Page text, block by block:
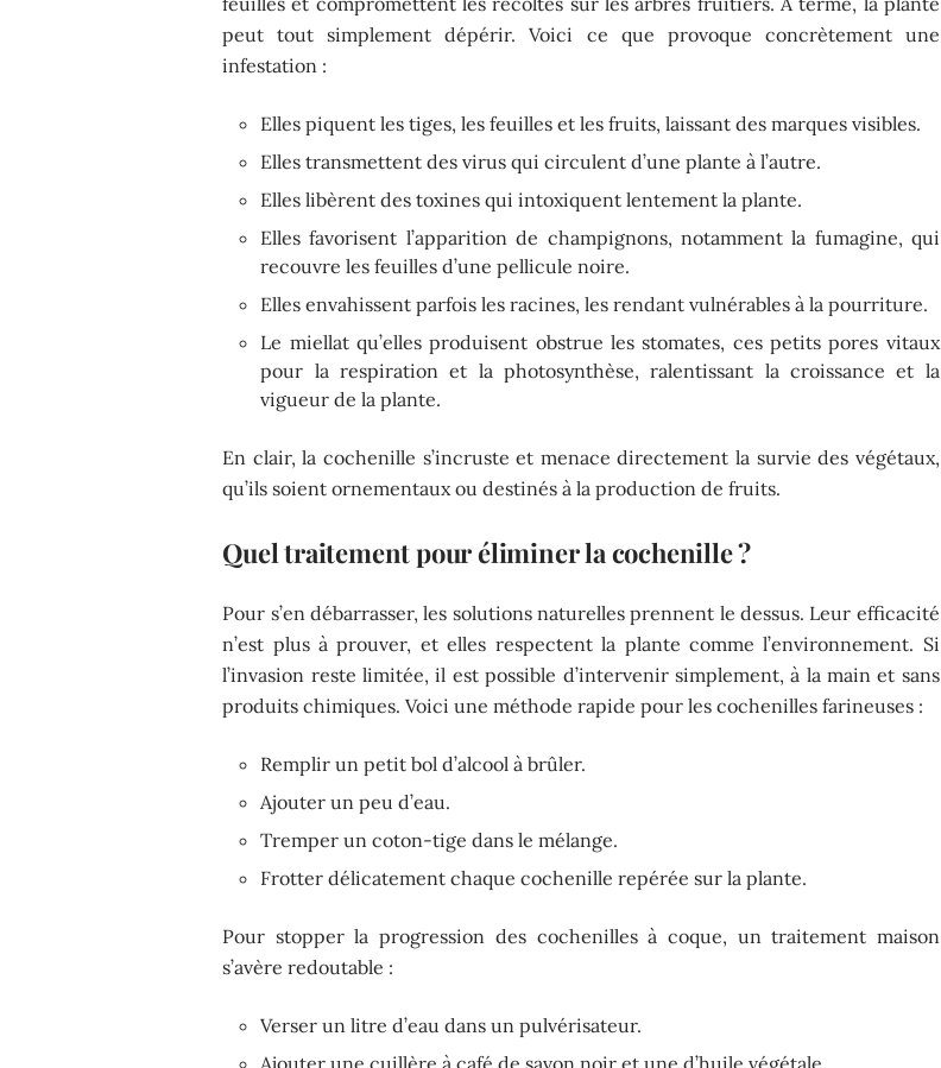
peut tout simplement dépérir. Voici ce que provoque concrètement une
infestation :
Elles piquent les tiges, les feuilles et les fruits, laissant des marques visibles.
Elles transmettent des virus qui circulent d’une plante à l’autre.
Elles libèrent des toxines qui intoxiquent lentement la plante.
Elles favorisent l’apparition de champignons, notamment la fumagine, qui
recouvre les feuilles d’une pellicule noire.
Elles envahissent parfois les racines, les rendant vulnérables à la pourriture.
Le miellat qu’elles produisent obstrue les stomates, ces petits pores vitaux
pour la respiration et la photosynthèse, ralentissant la croissance et la
vigueur de la plante.
En clair, la cochenille s’incruste et menace directement la survie des végétaux,
qu’ils soient ornementaux ou destinés à la production de fruits.
Quel traitement pour éliminer la cochenille ?
Pour s’en débarrasser, les solutions naturelles prennent le dessus. Leur efficacité
n’est plus à prouver, et elles respectent la plante comme l’environnement. Si
l’invasion reste limitée, il est possible d’intervenir simplement, à la main et sans
produits chimiques. Voici une méthode rapide pour les cochenilles farineuses :
Remplir un petit bol d’alcool à brûler.
Ajouter un peu d’eau.
Tremper un coton-tige dans le mélange.
Frotter délicatement chaque cochenille repérée sur la plante.
Pour stopper la progression des cochenilles à coque, un traitement maison
s’avère redoutable :
Verser un litre d’eau dans un pulvérisateur.
Ajouter une cuillère à café de savon noir et une d’huile végétale.